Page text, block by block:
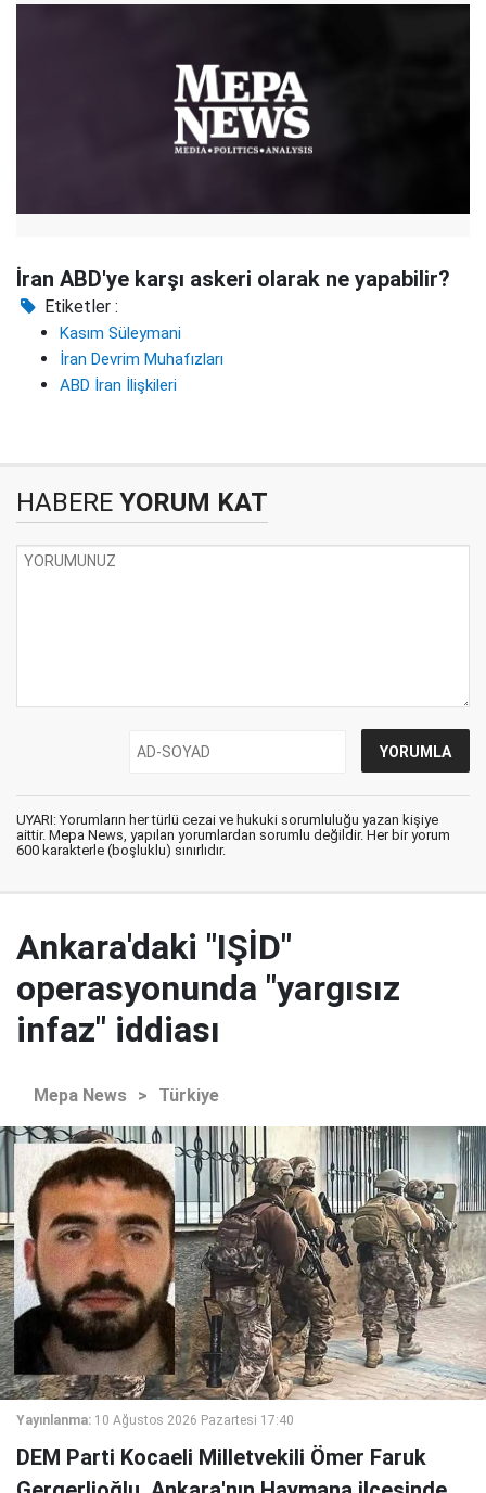
İran ABD'ye karşı askeri olarak ne yapabilir?
Etiketler :
Kasım Süleymani
İran Devrim Muhafızları
ABD İran İlişkileri
HABERE YORUM KAT
UYARI: Yorumların her türlü cezai ve hukuki sorumluluğu yazan kişiye
aittir. Mepa News, yapılan yorumlardan sorumlu değildir. Her bir yorum
600 karakterle (boşluklu) sınırlıdır.
Ankara'daki "IŞİD"
operasyonunda "yargısız
infaz" iddiası
Mepa News > Türkiye
Yayınlanma: 10 Ağustos 2026 Pazartesi 17:40
DEM Parti Kocaeli Milletvekili Ömer Faruk